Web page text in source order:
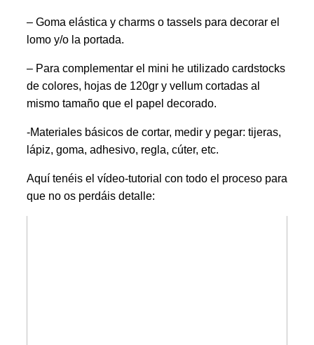
– Goma elástica y charms o tassels para decorar el
lomo y/o la portada.
– Para complementar el mini he utilizado cardstocks
de colores, hojas de 120gr y vellum cortadas al
mismo tamaño que el papel decorado.
-Materiales básicos de cortar, medir y pegar: tijeras,
lápiz, goma, adhesivo, regla, cúter, etc.
Aquí tenéis el vídeo-tutorial con todo el proceso para
que no os perdáis detalle: